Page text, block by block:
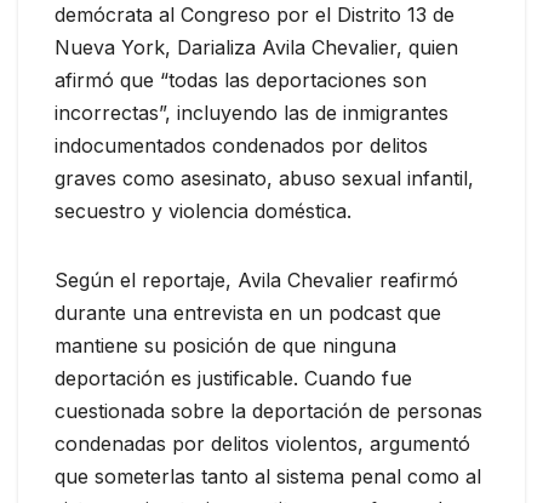
demócrata al Congreso por el Distrito 13 de
Nueva York, Darializa Avila Chevalier, quien
afirmó que “todas las deportaciones son
incorrectas”, incluyendo las de inmigrantes
indocumentados condenados por delitos
graves como asesinato, abuso sexual infantil,
secuestro y violencia doméstica.
Según el reportaje, Avila Chevalier reafirmó
durante una entrevista en un podcast que
mantiene su posición de que ninguna
deportación es justificable. Cuando fue
cuestionada sobre la deportación de personas
condenadas por delitos violentos, argumentó
que someterlas tanto al sistema penal como al